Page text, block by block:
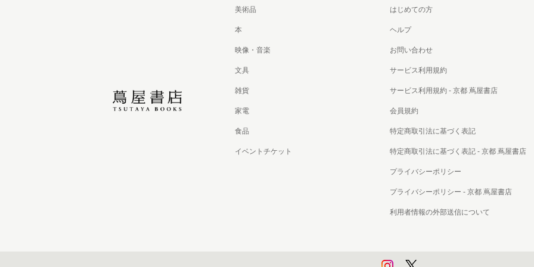
美術品
本
映像・音楽
文具
雑貨
家電
食品
イベントチケット
はじめての方
ヘルプ
お問い合わせ
サービス利用規約
サービス利用規約 - 京都 蔦屋書店
会員規約
特定商取引法に基づく表記
特定商取引法に基づく表記 - 京都 蔦屋書店
プライバシーポリシー
プライバシーポリシー - 京都 蔦屋書店
利用者情報の外部送信について